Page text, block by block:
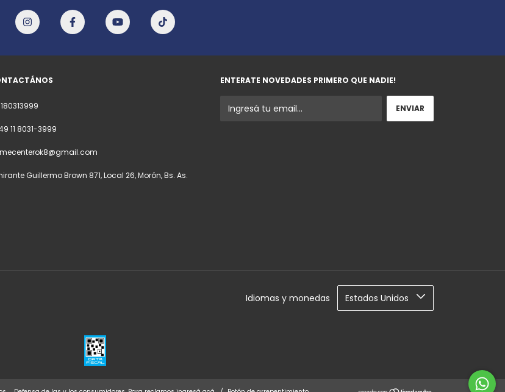
11 8031-3999
Guillermo Brown 871, Local 26, Morón, Bs. As.
ENTERATE NOVEDADES PRIMERO QUE NADIE!
Idiomas y monedas